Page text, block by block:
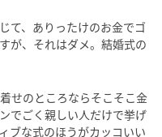
て、ありったけのお金でゴ
が、それはダメ。結婚式の
せのところならそこそこ金
でごく親しい人だけで挙げ
ブな式のほうがカッコいい